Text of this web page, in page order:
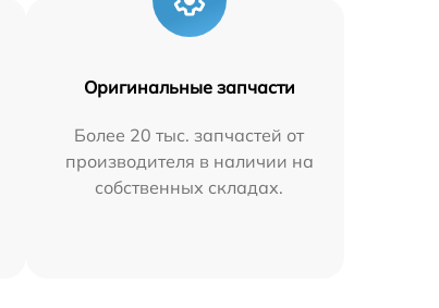
Оригинальные запчасти
Более 20 тыс. запчастей от
производителя в наличии на
собственных складах.